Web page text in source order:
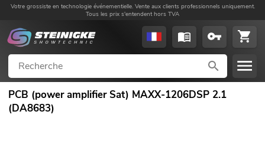
Votre grossiste en technologie événementielle. Vente aux clients professionnels uniquement.
Tous les prix s'entendent hors TVA
PCB (power amplifier Sat) MAXX-1206DSP 2.1
(DA8683)